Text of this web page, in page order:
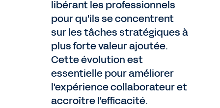
libérant les professionnels
pour qu'ils se concentrent
sur les tâches stratégiques à
plus forte valeur ajoutée.
Cette évolution est
essentielle pour améliorer
l'expérience collaborateur et
accroître l'efficacité.